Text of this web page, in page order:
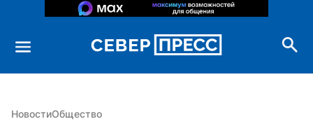
НовостиОбщество